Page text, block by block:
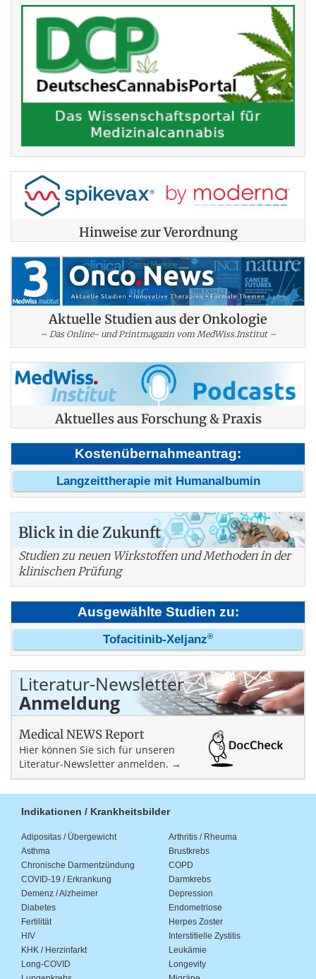
Hinweise zur Verordnung
Aktuelle Studien aus der Onkologie
– Das Online- und Printmagazin vom MedWiss.Institut –
Aktuelles aus Forschung & Praxis
Kostenübernahmeantrag:
Langzeittherapie mit Humanalbumin
Blick in die Zukunft
Studien zu neuen Wirkstoffen und Methoden in der
klinischen Prüfung
Ausgewählte Studien zu:
Tofacitinib-Xeljanz®
Literatur-Newsletter
Anmeldung
Medical NEWS Report
Hier können Sie sich für unseren
Literatur-Newsletter anmelden. →
Indikationen / Krankheitsbilder
Adipositas / Übergewicht
Arthritis / Rheuma
Asthma
Brustkrebs
Chronische Darmentzündung
COPD
COVID-19 / Erkrankung
Darmkrebs
Demenz / Alzheimer
Depression
Diabetes
Endometriose
Fertilität
Herpes Zoster
HIV
Interstitielle Zystitis
KHK / Herzinfarkt
Leukämie
Long-COVID
Longevity